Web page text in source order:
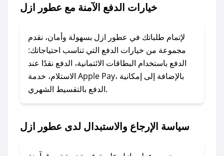
### ماذا أفعل إذا لم يعمل كود الخصم؟
الرسائل الخاصة على تويتر أو البريد الإلكتروني،
وسنقوم بحل المشكلة في أسرع وقت ممكن.
### ماذا أفعل إذا لم أجد كود خصم لمتجري
المفضل؟
في حال عدم توفر كوبونات لمتجرك المفضل، يمكنك
أسرع وقت ممكن.
خيارات الدفع الآمنة مع عطور ازل
لإتمام طلباتك في عطور ازل بسهولة وأمان، نقدم
مجموعة من خيارات الدفع التي تناسب احتياجاتك:
الدفع باستخدام البطاقات الائتمانية، الدفع نقدًا عند
الاستلام، خدمة Apple Pay، بالإضافة إلى إمكانية
الدفع بالتقسيط الشهري.
سياسة الإرجاع والاستبدال لدى عطور ازل